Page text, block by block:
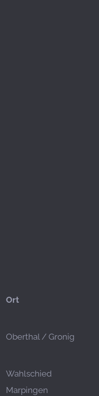
Ort
Oberthal / Gronig
Wahlschied
Marpingen